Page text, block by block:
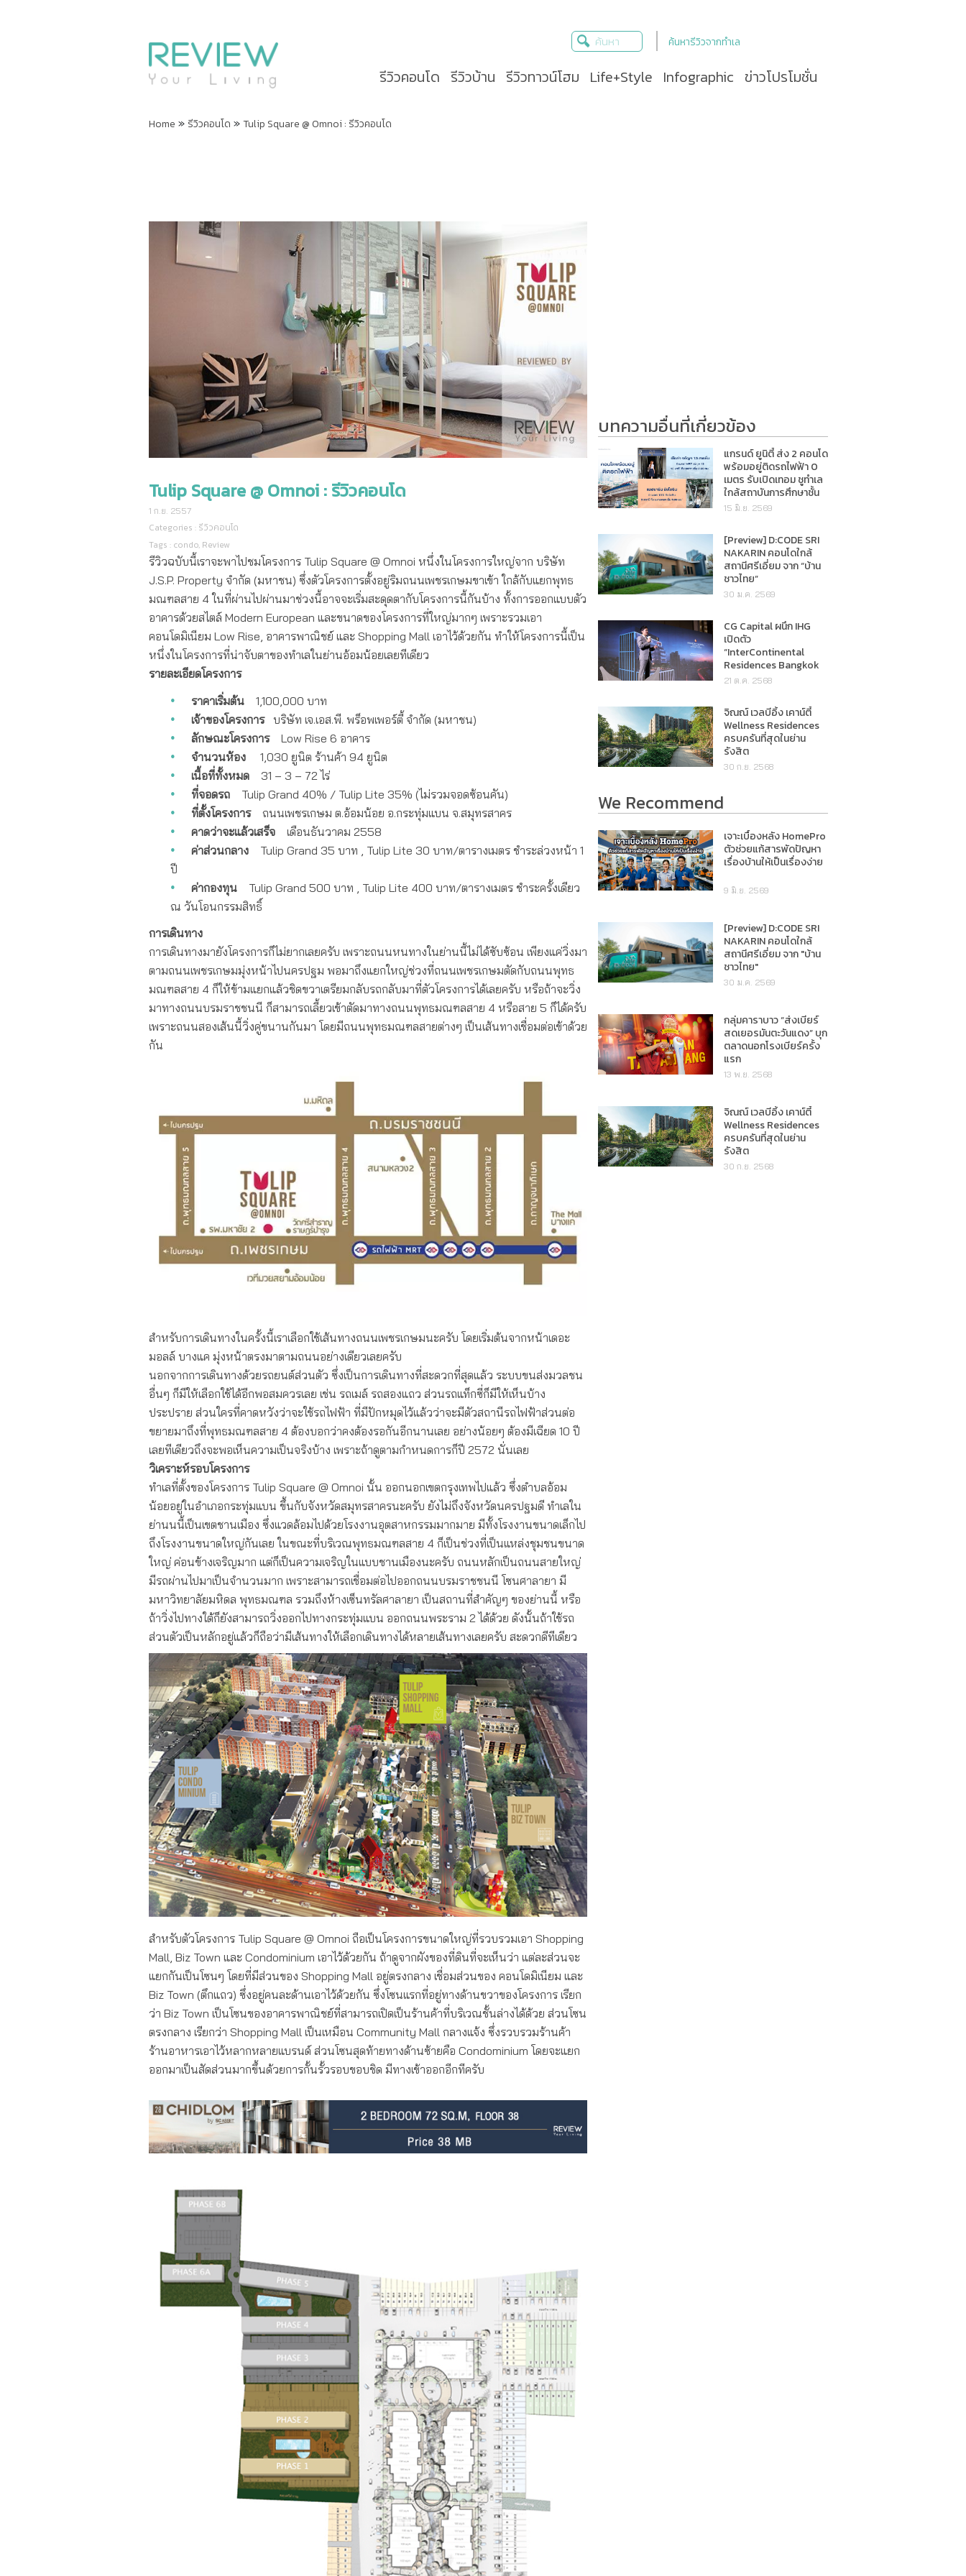
ค้นหารีวิวจากทำเล
รีวิวคอนโด รีวิวบ้าน รีวิวทาวน์โฮม Life+Style Infographic ข่าวโปรโมชั่น
Home » รีวิวคอนโด »Tulip Square @ Omnoi : รีวิวคอนโด
Tulip Square @ Omnoi : รีวิวคอนโด
1 ก.ย. 2557
Categories : รีวิวคอนโด
Tags : condo, Review
รีวิวฉบับนี้เราจะพาไปชมโครงการ Tulip Square @ Omnoi หนึ่งในโครงการใหญ่จาก บริษัท
J.S.P. Property จำกัด (มหาชน) ซึ่งตัวโครงการตั้งอยู่ริมถนนเพชรเกษมขาเข้า ใกล้กับแยกพุทธ
มณฑลสาย 4 ในที่ผ่านไปผ่านมาช่วงนี้อาจจะเริ่มสะดุดตากับโครงการนี้กันบ้าง ทั้งการออกแบบตัว
อาคารด้วยสไตล์ Modern European และขนาดของโครงการที่ใหญ่มากๆ เพราะรวมเอา
คอนโดมิเนียม Low Rise, อาคารพาณิชย์ และ Shopping Mall เอาไว้ด้วยกัน ทำให้โครงการนี้เป็น
หนึ่งในโครงการที่น่าจับตาของทำเลในย่านอ้อมน้อยเลยทีเดียว
รายละเอียดโครงการ
ราคาเริ่มต้น 1,100,000 บาท
เจ้าของโครงการ บริษัท เจ.เอส.พี. พร็อพเพอร์ตี้ จำกัด (มหาชน)
ลักษณะโครงการ Low Rise 6 อาคาร
จำนวนห้อง1,030 ยูนิต ร้านค้า 94 ยูนิต
เนื้อที่ทั้งหมด
31 – 3 – 72 ไร่
ที่จอดรถTulip Grand 40% / Tulip Lite 35% (ไม่รวมจอดซ้อนคัน)
ที่ตั้งโครงการ ถนนเพชรเกษม ต.อ้อมน้อย อ.กระทุ่มแบน จ.สมุทรสาคร
คาดว่าจะแล้วเสร็จเดือนธันวาคม 2558
ค่าส่วนกลางTulip Grand 35 บาท , Tulip Lite 30 บาท/ตารางเมตร ชำระล่วงหน้า 1
ปี
ค่ากองทุนTulip Grand 500 บาท , Tulip Lite 400 บาท/ตารางเมตร ชำระครั้งเดียว
ณ วันโอนกรรมสิทธิ์
การเดินทาง
การเดินทางมายังโครงการก็ไม่ยากเลยครับ เพราะถนนหนทางในย่านนี้ไม่ได้ซับซ้อน เพียงแค่วิ่งมา
ตามถนนเพชรเกษมมุ่งหน้าไปนครปฐม พอมาถึงแยกใหญ่ช่วงที่ถนนเพชรเกษมตัดกับถนนพุทธ
มณฑลสาย 4 ก็ให้ข้ามแยกแล้วชิดขวาเตรียมกลับรถกลับมาที่ตัวโครงการได้เลยครับ หรือถ้าจะวิ่ง
มาทางถนนบรมราชชนนี ก็สามารถเลี้ยวเข้าตัดมาทางถนนพุทธมณฑลสาย 4 หรือสาย 5 ก็ได้ครับ
เพราะถนนสองเส้นนี้วิ่งคู่ขนานกันมา โดยมีถนนพุทธมณฑลสายต่างๆ เป็นเส้นทางเชื่อมต่อเข้าด้วย
กัน
สำหรับการเดินทางในครั้งนี้เราเลือกใช้เส้นทางถนนเพชรเกษมนะครับ โดยเริ่มต้นจากหน้าเดอะ
มอลล์ บางแค มุ่งหน้าตรงมาตามถนนอย่างเดียวเลยครับ
นอกจากการเดินทางด้วยรถยนต์ส่วนตัว ซึ่งเป็นการเดินทางที่สะดวกที่สุดแล้ว ระบบขนส่งมวลชน
อื่นๆ ก็มีให้เลือกใช้ได้อีกพอสมควรเลย เช่น รถเมล์ รถสองแถว ส่วนรถแท็กซี่ก็มีให้เห็นบ้าง
ประปราย ส่วนใครที่คาดหวังว่าจะใช้รถไฟฟ้า ที่มีปักหมุดไว้แล้วว่าจะมีตัวสถานีรถไฟฟ้าส่วนต่อ
ขยายมาถึงที่พุทธมณฑลสาย 4 ต้องบอกว่าคงต้องรอกันอีกนานเลย อย่างน้อยๆ ต้องมีเฉียด 10 ปี
เลยทีเดียวถึงจะพอเห็นความเป็นจริงบ้าง เพราะถ้าดูตามกำหนดการก็ปี 2572 นั่นเลย
วิเคราะห์รอบโครงการ
ทำเลที่ตั้งของโครงการ Tulip Square @ Omnoi นั้น ออกนอกเขตกรุงเทพไปแล้ว ซึ่งตำบลอ้อม
น้อยอยู่ในอำเภอกระทุ่มแบน ขึ้นกับจังหวัดสมุทรสาครนะครับ ยังไม่ถึงจังหวัดนครปฐมดี ทำเลใน
ย่านนนี้เป็นเขตชานเมือง ซึ่งแวดล้อมไปด้วยโรงงานอุตสาหกรรมมากมาย มีทั้งโรงงานขนาดเล็กไป
ถึงโรงงานขนาดใหญ่กันเลย ในขณะที่บริเวณพุทธมณฑลสาย 4 ก็เป็นช่วงที่เป็นแหล่งชุมชนขนาด
ใหญ่ ค่อนข้างเจริญมาก แต่ก็เป็นความเจริญในแบบชานเมืองนะครับ ถนนหลักเป็นถนนสายใหญ่
มีรถผ่านไปมาเป็นจำนวนมาก เพราะสามารถเชื่อมต่อไปออกถนนบรมราชชนนี โซนศาลายา มี
มหาวิทยาลัยมหิดล พุทธมณฑล รวมถึงห้างเซ็นทรัลศาลายา เป็นสถานที่สำคัญๆ ของย่านนี้ หรือ
ถ้าวิ่งไปทางใต้ก็ยังสามารถวิ่งออกไปทางกระทุ่มแบน ออกถนนพระราม 2 ได้ด้วย ดังนั้นถ้าใช้รถ
ส่วนตัวเป็นหลักอยู่แล้วก็ถือว่ามีเส้นทางให้เลือกเดินทางได้หลายเส้นทางเลยครับ สะดวกดีทีเดียว
สำหรับตัวโครงการ Tulip Square @ Omnoi ถือเป็นโครงการขนาดใหญ่ที่รวบรวมเอา Shopping
Mall, Biz Town และ Condominium เอาไว้ด้วยกัน ถ้าดูจากผังของที่ดินที่จะเห็นว่า แต่ละส่วนจะ
แยกกันเป็นโซนๆ โดยที่มีส่วนของ Shopping Mall อยู่ตรงกลาง เชื่อมส่วนของ คอนโดมิเนียม และ
Biz Town (ตึกแถว) ซึ่งอยู่คนละด้านเอาไว้ด้วยกัน ซึ่งโซนแรกที่อยู่ทางด้านขวาของโครงการ เรียก
ว่า Biz Town เป็นโซนของอาคารพาณิชย์ที่สามารถเปิดเป็นร้านค้าที่บริเวณชั้นล่างได้ด้วย ส่วนโซน
ตรงกลาง เรียกว่า Shopping Mall เป็นเหมือน Community Mall กลางแจ้ง ซึ่งรวบรวมร้านค้า
ร้านอาหารเอาไว้หลากหลายแบรนด์ ส่วนโซนสุดท้ายทางด้านซ้ายคือ Condominium โดยจะแยก
ออกมาเป็นสัดส่วนมากขึ้นด้วยการกั้นรั้วรอบขอบชิด มีทางเข้าออกอีกทีครับ
บทความอื่นที่เกี่ยวข้อง
แกรนด์ ยูนิตี้ ส่ง 2 คอนโด
พร้อมอยู่ติดรถไฟฟ้า 0
เมตร รับเปิดเทอม ชูทำเล
ใกล้สถาบันการศึกษาชั้น
นำ
15 มิ.ย. 2569
[Preview] D:CODE SRI
NAKARIN คอนโดใกล้
สถานีศรีเอี่ยม จาก “บ้าน
ชาวไทย”
30 ม.ค. 2569
CG Capital ผนึก IHG
เปิดตัว
“InterContinental
Residences Bangkok
Asoke”
21 ต.ค. 2568
จิณณ์ เวลบีอิ้ง เคาน์ตี้
Wellness Residences
ครบครันที่สุดในย่าน
รังสิต
30 ก.ย. 2568
We Recommend
เจาะเบื้องหลัง HomePro
ตัวช่วยแก้สารพัดปัญหา
เรื่องบ้านให้เป็นเรื่องง่าย
9 มิ.ย. 2569
[Preview] D:CODE SRI
NAKARIN คอนโดใกล้
สถานีศรีเอี่ยม จาก "บ้าน
ชาวไทย"
30 ม.ค. 2569
กลุ่มคาราบาว “ส่งเบียร์
สดเยอรมันตะวันแดง” บุก
ตลาดนอกโรงเบียร์ครั้ง
แรก
13 พ.ย. 2568
จิณณ์ เวลบีอิ้ง เคาน์ตี้
Wellness Residences
ครบครันที่สุดในย่าน
รังสิต
30 ก.ย. 2568